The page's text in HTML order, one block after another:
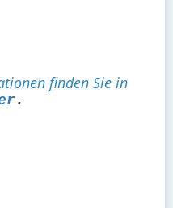
finden Sie in
.